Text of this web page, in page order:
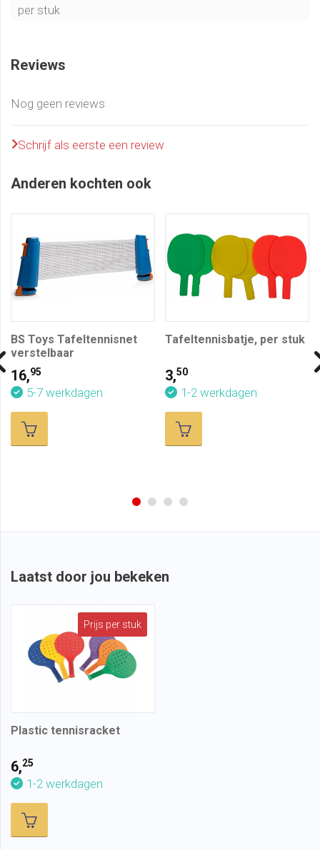
per stuk
Reviews
Nog geen reviews
Schrijf als eerste een review
Anderen kochten ook
BS Toys Tafeltennisnet
verstelbaar
16,95
5-7 werkdagen
Tafeltennisbatje, per stuk
3,50
1-2 werkdagen
Laatst door jou bekeken
Prijs per stuk
Plastic tennisracket
6,25
1-2 werkdagen